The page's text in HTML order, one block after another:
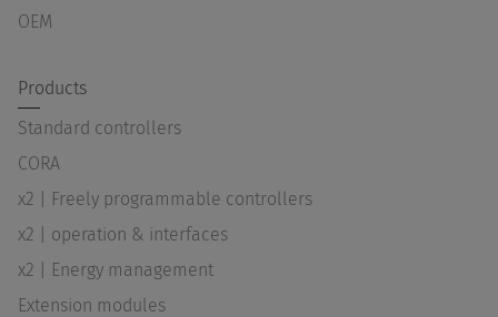
OEM
Products
Standard controllers
CORA
x2 | Freely programmable controllers
x2 | operation & interfaces
x2 | Energy management
Extension modules